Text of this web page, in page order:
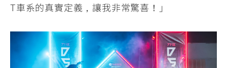
T車系的真實定義，讓我非常驚喜！」